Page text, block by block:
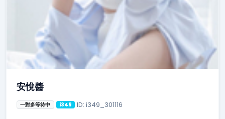
安悅醬
一對多等待中 i349 ID: i349_301116